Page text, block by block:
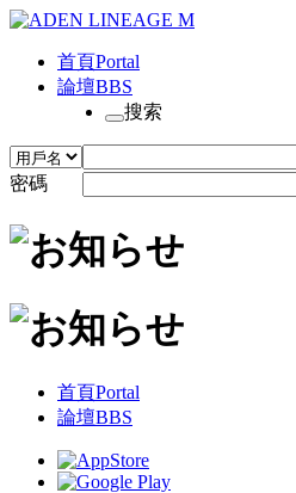
首頁Portal
論壇BBS
搜索
密碼
首頁Portal
論壇BBS